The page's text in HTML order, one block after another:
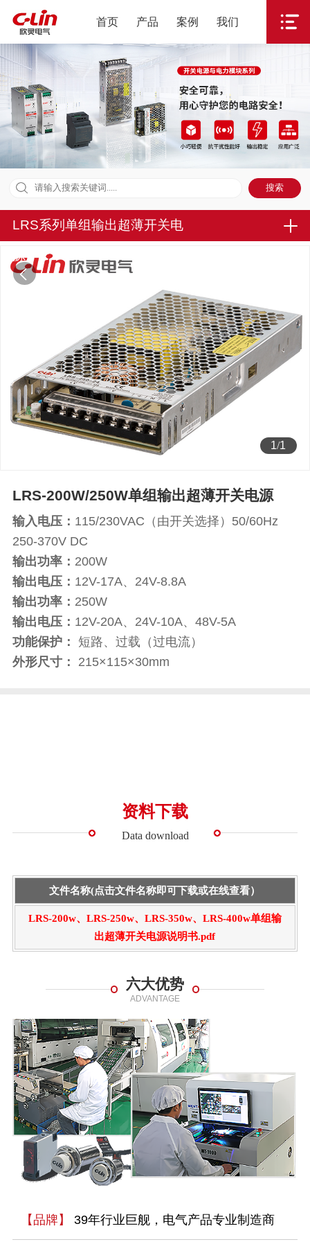
首页 产品 案例 我们
LRS系列单组输出超薄开关电
源
1/1
LRS-200W/250W单组输出超薄开关电源
输入电压： 115/230VAC（由开关选择）50/60Hz
250-370V DC
输出功率： 200W
输出电压： 12V-17A、24V-8.8A
输出功率： 250W
输出电压： 12V-20A、24V-10A、48V-5A
功能保护：
短路、过载（过电流）
外形尺寸：
215×115×30mm
资料下载
Data download
文件名称(点击文件名称即可下载或在线查看）
LRS-200w、LRS-250w、LRS-350w、LRS-400w单组输
出超薄开关电源说明书.pdf
六大优势
ADVANTAGE
【品牌】 39年行业巨舰，电气产品专业制造商